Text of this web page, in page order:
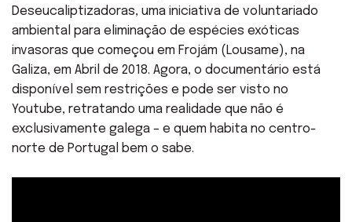
Deseucaliptizadoras, uma iniciativa de voluntariado
ambiental para eliminação de espécies exóticas
invasoras que começou em Frojám (Lousame), na
Galiza, em Abril de 2018. Agora, o documentário está
disponível sem restrições e pode ser visto no
Youtube, retratando uma realidade que não é
exclusivamente galega – e quem habita no centro-
norte de Portugal bem o sabe.